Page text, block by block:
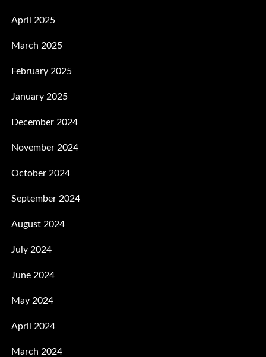
April 2025
March 2025
February 2025
January 2025
December 2024
November 2024
October 2024
September 2024
August 2024
July 2024
June 2024
May 2024
April 2024
March 2024